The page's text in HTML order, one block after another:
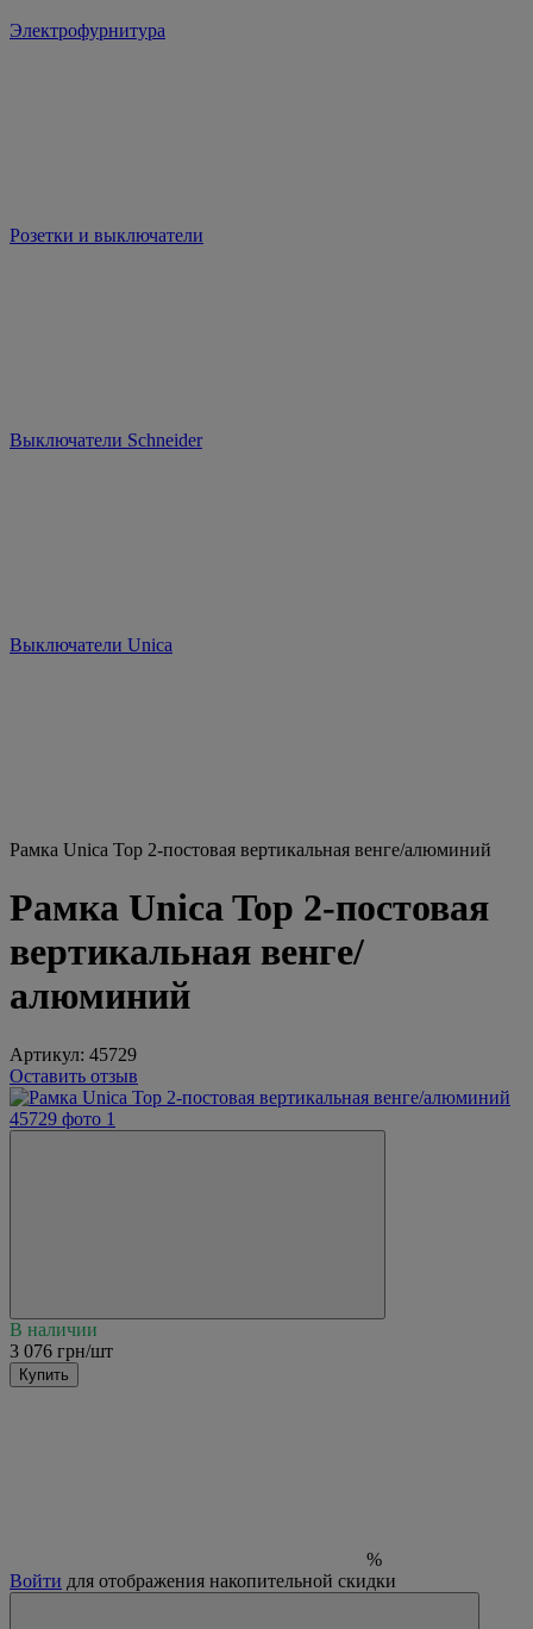
Электрофурнитура
Розетки и выключатели
Выключатели Schneider
Выключатели Unica
Рамка Unica Top 2-постовая вертикальная венге/алюминий
Рамка Unica Top 2-постовая
вертикальная венге/
алюминий
Артикул: 45729
Оставить отзыв
В наличии
3 076 грн/шт
Купить
%
Войти для отображения накопительной скидки